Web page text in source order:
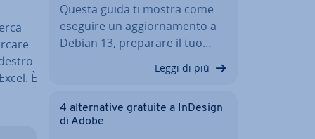
È
Questa guida ti mostra come
eseguire un ag­gior­na­men­to a
Debian 13, preparare il tuo…
Leggi di più
4 al­ter­na­ti­ve gratuite a InDesign
di Adobe